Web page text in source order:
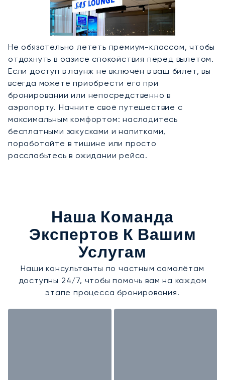
Не обязательно лететь премиум-классом, чтобы
отдохнуть в оазисе спокойствия перед вылетом.
Если доступ в лаунж не включён в ваш билет, вы
всегда можете приобрести его при
бронировании или непосредственно в
аэропорту. Начните своё путешествие с
максимальным комфортом: насладитесь
бесплатными закусками и напитками,
поработайте в тишине или просто
расслабьтесь в ожидании рейса.
Наша Команда
Экспертов К Вашим
Услугам
Наши консультанты по частным самолётам
доступны 24/7, чтобы помочь вам на каждом
этапе процесса бронирования.